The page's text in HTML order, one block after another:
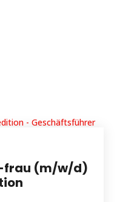
frau (m/w/d)